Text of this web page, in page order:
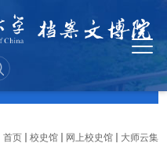
首页 校史馆 网上校史馆 大师云集